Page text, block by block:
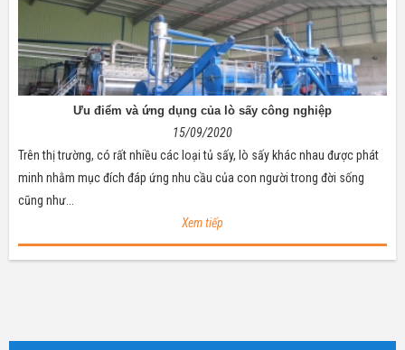
Ưu điểm và ứng dụng của lò sấy công nghiệp
15/09/2020
Trên thị trường, có rất nhiều các loại tủ sấy, lò sấy khác nhau được phát
minh nhằm mục đích đáp ứng nhu cầu của con người trong đời sống
cũng như...
Xem tiếp